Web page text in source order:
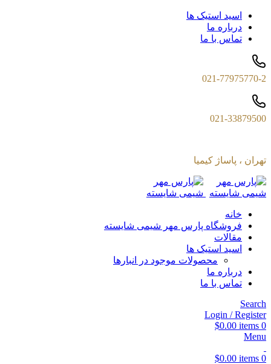
اسید استیک ها
درباره ما
تماس با ما
021-77975770-2
021-33879500
تهران ، پاساژ کیمیا
خانه
فروشگاه پارس مهر شیمی شایسته
مقالات
اسید استیک ها
محصولات موجود در انبارها
درباره ما
تماس با ما
Search
Login / Register
0
items
$0.00
Menu
0
items
$0.00